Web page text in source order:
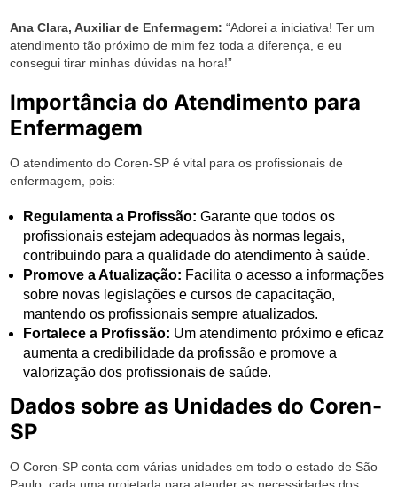
Ana Clara, Auxiliar de Enfermagem: “Adorei a iniciativa! Ter um
atendimento tão próximo de mim fez toda a diferença, e eu
consegui tirar minhas dúvidas na hora!”
Importância do Atendimento para
Enfermagem
O atendimento do Coren-SP é vital para os profissionais de
enfermagem, pois:
Regulamenta a Profissão: Garante que todos os
profissionais estejam adequados às normas legais,
contribuindo para a qualidade do atendimento à saúde.
Promove a Atualização: Facilita o acesso a informações
sobre novas legislações e cursos de capacitação,
mantendo os profissionais sempre atualizados.
Fortalece a Profissão: Um atendimento próximo e eficaz
aumenta a credibilidade da profissão e promove a
valorização dos profissionais de saúde.
Dados sobre as Unidades do Coren-
SP
O Coren-SP conta com várias unidades em todo o estado de São